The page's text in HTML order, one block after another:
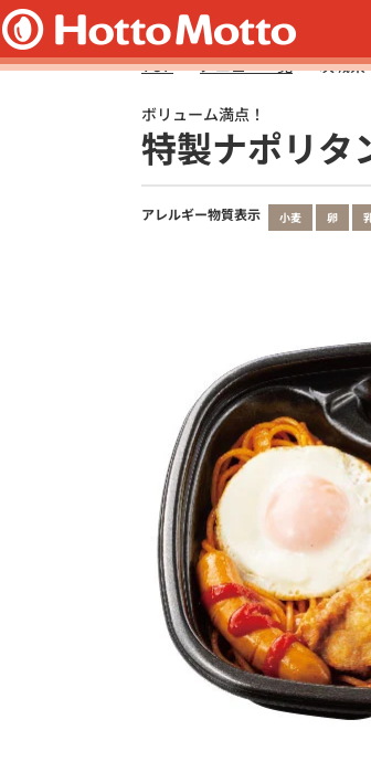
TOP メニュー一覧 茨城県
ボリューム満点！
特製ナポリタ
アレルギー物質表示 小麦 卵